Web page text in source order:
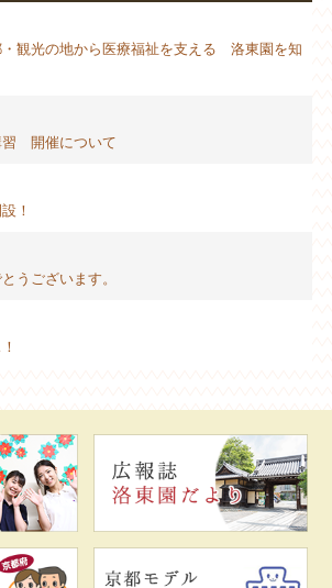
・観光の地から医療福祉を支える 洛東園を知
習 開催について
！
うございます。